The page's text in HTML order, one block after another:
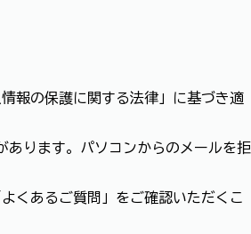
報の保護に関する法律」に基づき適
あります。パソコンからのメールを拒
くあるご質問」をご確認いただくこ